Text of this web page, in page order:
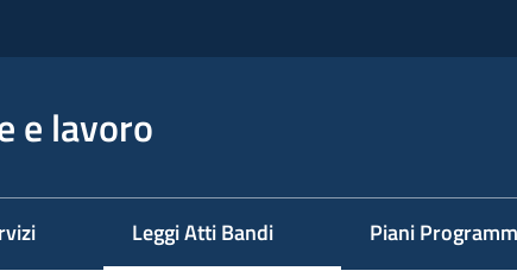
e lavoro
Leggi Atti Bandi Piani